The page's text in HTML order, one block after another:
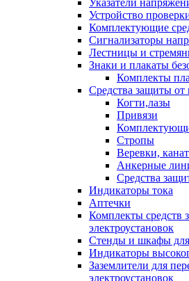
Указатели
Устройство
Комплектующие
Сигнализаторы
Лестницы и
Знаки и плакаты
Комплекты
Средства защиты
Когти,лазы
Привязи
Стропы
Веревки,
Анкерные
Средства
Индикаторы тока
Аптечки
Комплекты средств
электроустановок
Стенды и шкафы
Индикаторы
Заземлители для
электроустановок